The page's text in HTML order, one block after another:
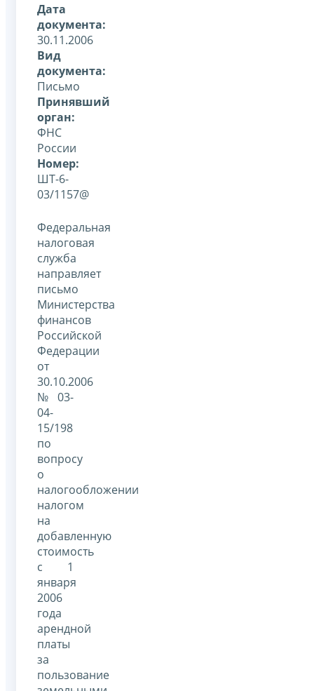
Дата
документа:
30.11.2006
Вид
документа:
Письмо
Принявший
орган:
ФНС
России
Номер:
ШТ-6-
03/1157@
Федеральная
налоговая
служба
направляет
письмо
Министерства
финансов
Российской
Федерации
от
30.10.2006
№ 03-
04-
15/198
по
вопросу
о
налогообложении
налогом
на
добавленную
стоимость
с 1
января
2006
года
арендной
платы
за
пользование